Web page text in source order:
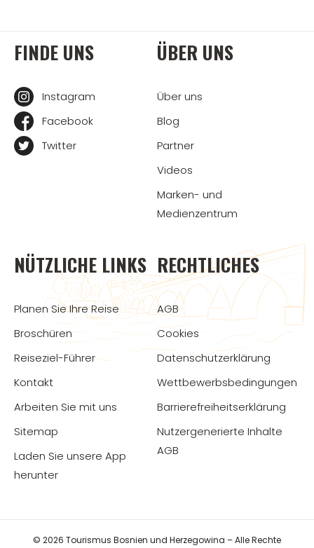
FINDE UNS
Instagram
Facebook
Twitter
ÜBER UNS
Über uns
Blog
Partner
Videos
Marken- und
Medienzentrum
NÜTZLICHE LINKS
Planen Sie Ihre Reise
Broschüren
Reiseziel-Führer
Kontakt
Arbeiten Sie mit uns
Sitemap
Laden Sie unsere App
herunter
RECHTLICHES
AGB
Cookies
Datenschutzerklärung
Wettbewerbsbedingungen
Barrierefreiheitserklärung
Nutzergenerierte Inhalte
AGB
© 2026 Tourismus Bosnien und Herzegowina – Alle Rechte